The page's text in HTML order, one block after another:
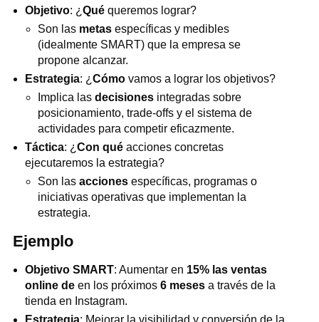
Objetivo: ¿Qué queremos lograr?
Son las metasespecíficas y medibles
(idealmente SMART) que la empresa se
propone alcanzar.
Estrategia: ¿Cómo vamos a lograr los objetivos?
Implica las decisionesintegradas sobre
posicionamiento, trade-offs y el sistema de
actividades para competir eficazmente.
Táctica: ¿Con qué acciones concretas
ejecutaremos la estrategia?
Son las accionesespecíficas, programas o
iniciativas operativas que implementan la
estrategia.
Ejemplo
Objetivo SMART: Aumentar en 15% las ventas
online de en los próximos6 meses a través de la
tienda en Instagram.